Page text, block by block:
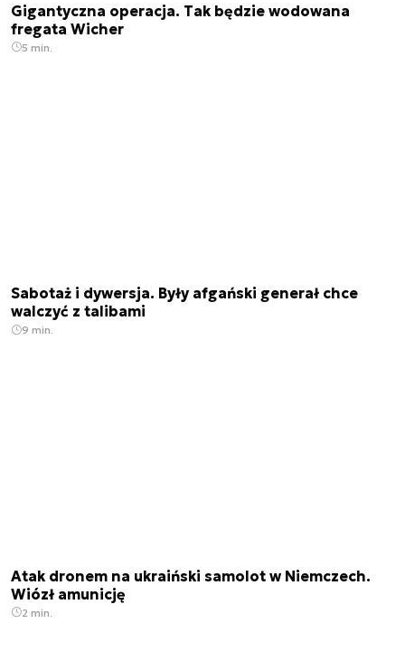
Gigantyczna operacja. Tak będzie wodowana
fregata Wicher
5 min.
Sabotaż i dywersja. Były afgański generał chce
walczyć z talibami
9 min.
Atak dronem na ukraiński samolot w Niemczech.
Wiózł amunicję
2 min.